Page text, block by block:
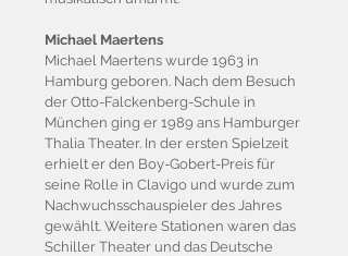
Michael Maertens
Michael Maertens wurde 1963 in
Hamburg geboren. Nach dem Besuch
der Otto-Falckenberg-Schule in
München ging er 1989 ans Hamburger
Thalia Theater. In der ersten Spielzeit
erhielt er den Boy-Gobert-Preis für
seine Rolle in Clavigo und wurde zum
Nachwuchsschauspieler des Jahres
gewählt. Weitere Stationen waren das
Schiller Theater und das Deutsche